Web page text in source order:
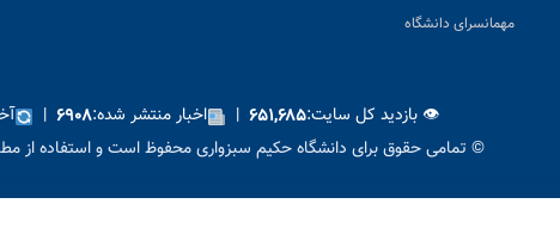
مهمانسرای دانشگاه
👁 بازدید کل سایت:۶۵۱,۶۸۵ | اخبار منتشر شده:۶۹۰۸ |
© تمامی حقوق برای دانشگاه حکیم سبزواری محفوظ است و استفاده از